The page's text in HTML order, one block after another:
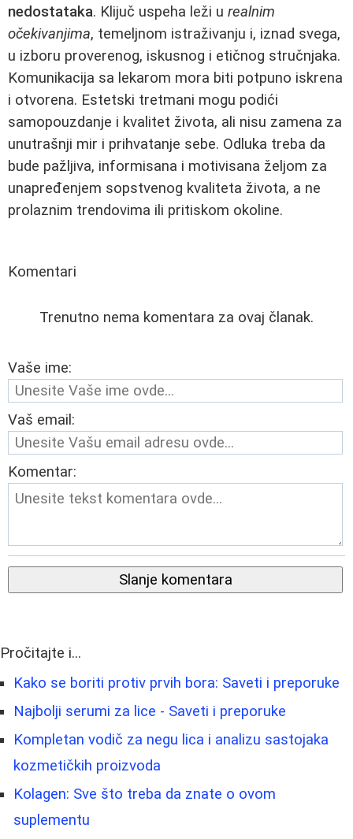
nedostataka. Klijuč uspeha leži u realnim
očekivanjima, temeljnom istraživanju i, iznad svega,
u izboru proverenog, iskusnog i etičnog stručnjaka.
Komunikacija sa lekarom mora biti potpuno iskrena
i otvorena. Estetski tretmani mogu podići
samopouzdanje i kvalitet života, ali nisu zamena za
unutrašnji mir i prihvatanje sebe. Odluka treba da
bude pažljiva, informisana i motivisana željom za
unapređenjem sopstvenog kvaliteta života, a ne
prolaznim trendovima ili pritiskom okoline.
Komentari
Trenutno nema komentara za ovaj članak.
Vaše ime:
Vaš email:
Komentar:
Slanje komentara
Pročitajte i...
Kako se boriti protiv prvih bora: Saveti i preporuke
Najbolji serumi za lice - Saveti i preporuke
Kompletan vodič za negu lica i analizu sastojaka
kozmetičkih proizvoda
Kolagen: Sve što treba da znate o ovom
suplementu